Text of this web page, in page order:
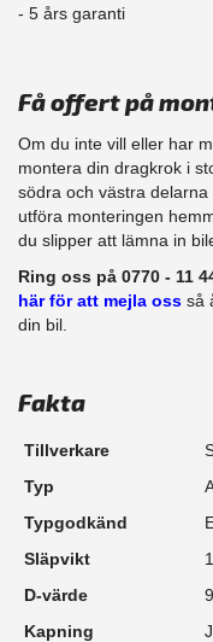
​- 5 års garanti
Få offert på
Om du inte vill eller har
montera din dragkrok i
södra och västra
​utföra monteringen
du slipper att lämna in
Ring oss på 0770 - 11
här för att mejla oss så
din bil.
Fakta
Tillverkare
Typ
Typgodkänd
Släpvikt
D-värde
Kapning